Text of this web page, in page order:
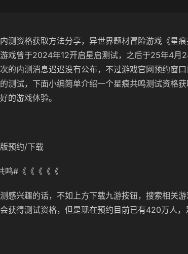
测资格获取方法分享，异世界题材冒险游戏《星
戏曾于2024年12开启星启测试，之后于25年4月
的内测消息迟迟没有公布，不过游戏官网预约窗
测试，下面小编简单介绍一个星痕共鸣测试资格
的游戏体验。
预约/下载
鸣#《《《《《
感兴趣的话，不如上方下载九游按钮，搜索相关
获得测试资格，但是现在预约目前已有420万人